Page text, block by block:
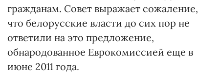
гражданам. Совет выражает сожаление,
что белорусские власти до сих пор не
ответили на это предложение,
обнародованное Еврокомиссией еще в
июне 2011 года.